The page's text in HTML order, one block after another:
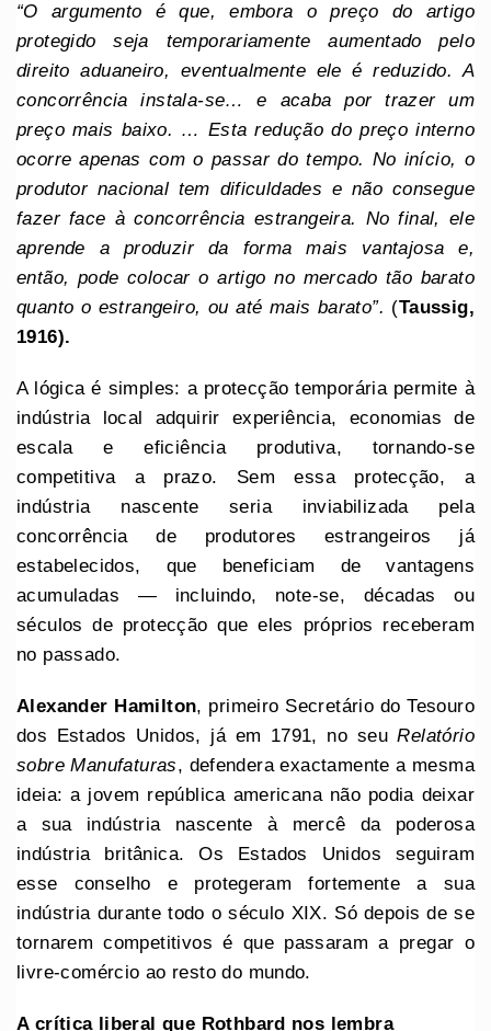
“O argumento é que, embora o preço do artigo
protegido seja temporariamente aumentado pelo
direito aduaneiro, eventualmente ele é reduzido. A
concorrência instala-se… e acaba por trazer um
preço mais baixo. … Esta redução do preço interno
ocorre apenas com o passar do tempo. No início, o
produtor nacional tem dificuldades e não consegue
fazer face à concorrência estrangeira. No final, ele
aprende a produzir da forma mais vantajosa e,
então, pode colocar o artigo no mercado tão barato
quanto o estrangeiro, ou até mais barato”. (Taussig,
1916).
A lógica é simples: a protecção temporária permite à
indústria local adquirir experiência, economias de
escala e eficiência produtiva, tornando-se
competitiva a prazo. Sem essa protecção, a
indústria nascente seria inviabilizada pela
concorrência de produtores estrangeiros já
estabelecidos, que beneficiam de vantagens
acumuladas — incluindo, note-se, décadas ou
séculos de protecção que eles próprios receberam
no passado.
Alexander Hamilton, primeiro Secretário do Tesouro
dos Estados Unidos, já em 1791, no seuRelatório
sobreManufaturas, defendera exactamente a mesma
ideia: a jovem república americana não podia deixar
a sua indústria nascente à mercê da poderosa
indústria britânica. Os Estados Unidos seguiram
esse conselho e protegeram fortemente a sua
indústria durante todo o século XIX. Só depois de se
tornarem competitivos é que passaram a pregar o
livre-comércio ao resto do mundo.
A crítica liberal que Rothbard nos lembra